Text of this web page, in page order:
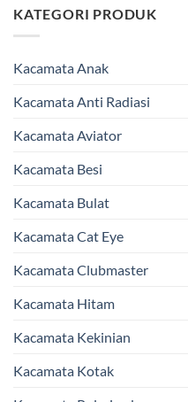
KATEGORI PRODUK
Kacamata Anak
Kacamata Anti Radiasi
Kacamata Aviator
Kacamata Besi
Kacamata Bulat
Kacamata Cat Eye
Kacamata Clubmaster
Kacamata Hitam
Kacamata Kekinian
Kacamata Kotak